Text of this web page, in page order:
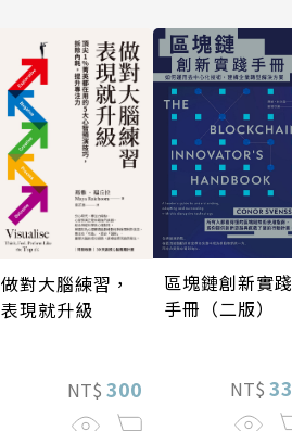
做對大腦練習，
表現就升級
NT$ 300
區塊鏈創新實踐
手冊（二版）
NT$